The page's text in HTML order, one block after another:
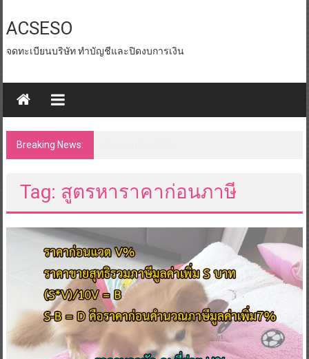
content
ACSESO
จดทะเบียนบริษัท ทำบัญชีและปิดงบการเงิน
Breaking News:
Tag: สูตรหาราคาก่อนภาษี